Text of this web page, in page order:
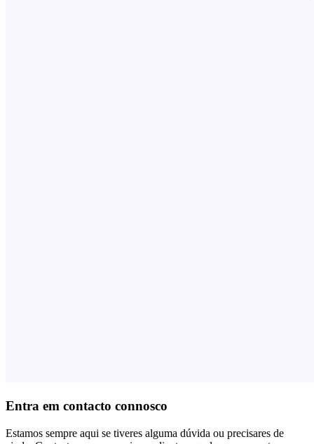
Entra em contacto connosco
Estamos sempre aqui se tiveres alguma dúvida ou precisares de